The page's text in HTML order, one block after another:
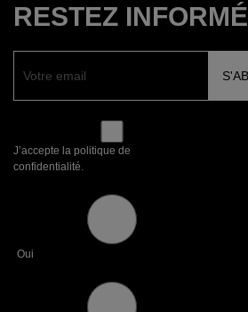
RESTEZ INFORMÉ
J’accepte la politique de
confidentialité.
Oui